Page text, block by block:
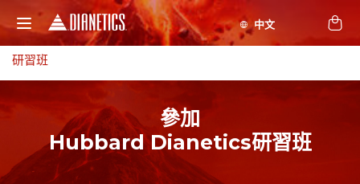
研習班
參加
Hubbard Dianetics研習班